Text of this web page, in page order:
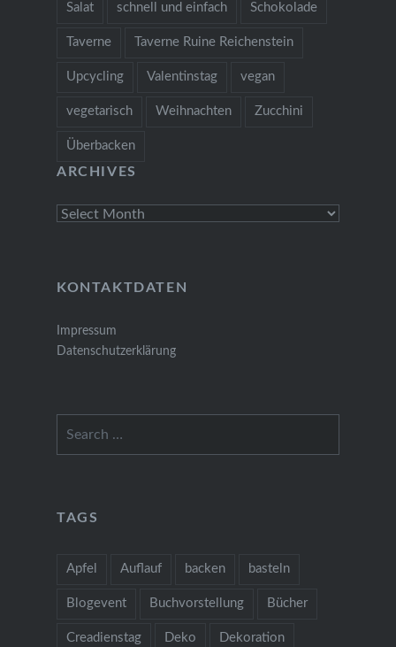
Salat schnell und einfach Schokolade
Taverne Taverne Ruine Reichenstein
Upcycling Valentinstag vegan
vegetarisch Weihnachten Zucchini
Überbacken
ARCHIVES
Archives
KONTAKTDATEN
Impressum
Datenschutzerklärung
TAGS
Apfel Auflauf backen basteln
Blogevent Buchvorstellung Bücher
Creadienstag Deko Dekoration